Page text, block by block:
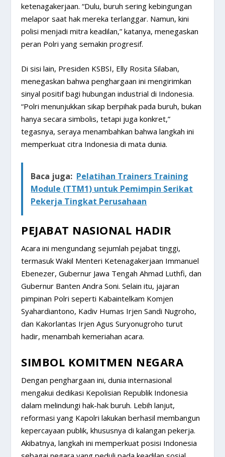
ketenagakerjaan. “Dulu, buruh sering kebingungan
melapor saat hak mereka terlanggar. Namun, kini
polisi menjadi mitra keadilan,” katanya, menegaskan
peran Polri yang semakin progresif.
Di sisi lain, Presiden KSBSI, Elly Rosita Silaban,
menegaskan bahwa penghargaan ini mengirimkan
sinyal positif bagi hubungan industrial di Indonesia.
“Polri menunjukkan sikap berpihak pada buruh, bukan
hanya secara simbolis, tetapi juga konkret,”
tegasnya, seraya menambahkan bahwa langkah ini
memperkuat citra Indonesia di mata dunia.
Baca juga: Pelatihan Trainers Training
Module (TTM1) untuk Pemimpin Serikat
Pekerja Tingkat Perusahaan
PEJABAT NASIONAL HADIR
Acara ini mengundang sejumlah pejabat tinggi,
termasuk Wakil Menteri Ketenagakerjaan Immanuel
Ebenezer, Gubernur Jawa Tengah Ahmad Luthfi, dan
Gubernur Banten Andra Soni. Selain itu, jajaran
pimpinan Polri seperti Kabaintelkam Komjen
Syahardiantono, Kadiv Humas Irjen Sandi Nugroho,
dan Kakorlantas Irjen Agus Suryonugroho turut
hadir, menambah kemeriahan acara.
SIMBOL KOMITMEN NEGARA
Dengan penghargaan ini, dunia internasional
mengakui dedikasi Kepolisian Republik Indonesia
dalam melindungi hak-hak buruh. Lebih lanjut,
reformasi yang Kapolri lakukan berhasil membangun
kepercayaan publik, khususnya di kalangan pekerja.
Akibatnya, langkah ini memperkuat posisi Indonesia